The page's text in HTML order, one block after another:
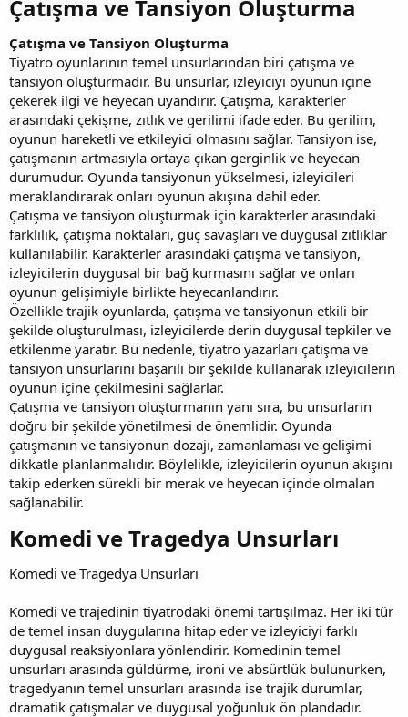
Çatışma ve Tansiyon Oluşturma​
Çatışma ve Tansiyon Oluşturma
Tiyatro oyunlarının temel unsurlarından biri çatışma ve
tansiyon oluşturmadır. Bu unsurlar, izleyiciyi oyunun içine
çekerek ilgi ve heyecan uyandırır. Çatışma, karakterler
arasındaki çekişme, zıtlık ve gerilimi ifade eder. Bu gerilim,
oyunun hareketli ve etkileyici olmasını sağlar. Tansiyon ise,
çatışmanın artmasıyla ortaya çıkan gerginlik ve heyecan
durumudur. Oyunda tansiyonun yükselmesi, izleyicileri
meraklandırarak onları oyunun akışına dahil eder.
Çatışma ve tansiyon oluşturmak için karakterler arasındaki
farklılık, çatışma noktaları, güç savaşları ve duygusal zıtlıklar
kullanılabilir. Karakterler arasındaki çatışma ve tansiyon,
izleyicilerin duygusal bir bağ kurmasını sağlar ve onları
oyunun gelişimiyle birlikte heyecanlandırır.
Özellikle trajik oyunlarda, çatışma ve tansiyonun etkili bir
şekilde oluşturulması, izleyicilerde derin duygusal tepkiler ve
etkilenme yaratır. Bu nedenle, tiyatro yazarları çatışma ve
tansiyon unsurlarını başarılı bir şekilde kullanarak izleyicilerin
oyunun içine çekilmesini sağlarlar.
Çatışma ve tansiyon oluşturmanın yanı sıra, bu unsurların
doğru bir şekilde yönetilmesi de önemlidir. Oyunda
çatışmanın ve tansiyonun dozajı, zamanlaması ve gelişimi
dikkatle planlanmalıdır. Böylelikle, izleyicilerin oyunun akışını
takip ederken sürekli bir merak ve heyecan içinde olmaları
sağlanabilir.
Komedi ve Tragedya Unsurları​
Komedi ve Tragedya Unsurları
Komedi ve trajedinin tiyatrodaki önemi tartışılmaz. Her iki tür
de temel insan duygularına hitap eder ve izleyiciyi farklı
duygusal reaksiyonlara yönlendirir. Komedinin temel
unsurları arasında güldürme, ironi ve absürtlük bulunurken,
tragedyanın temel unsurları arasında ise trajik durumlar,
dramatik çatışmalar ve duygusal yoğunluk ön plandadır.